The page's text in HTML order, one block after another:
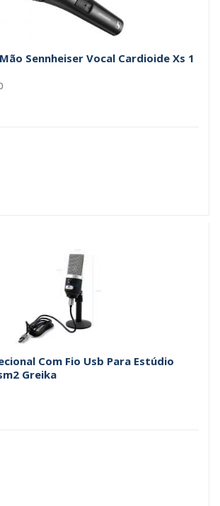
Sennheiser Vocal Cardioide Xs 1
Com Fio Usb Para Estúdio
Greika